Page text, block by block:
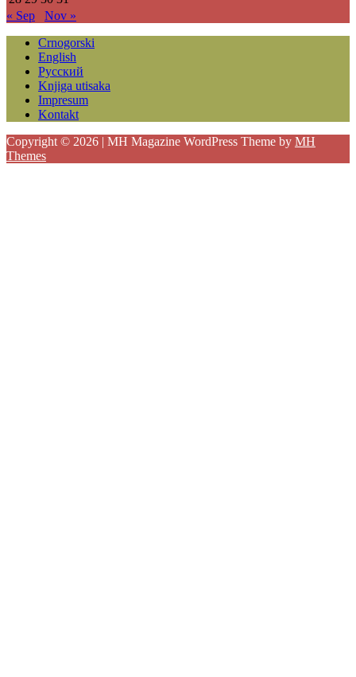
« Sep
Nov »
Crnogorski
English
Русский
Knjiga utisaka
Impresum
Kontakt
Copyright © 2026 | MH Magazine WordPress Theme by MH
Themes